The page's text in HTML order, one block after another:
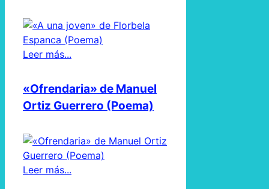
Leer más...
«Ofrendaria» de Manuel
Ortiz Guerrero (Poema)
Leer más...